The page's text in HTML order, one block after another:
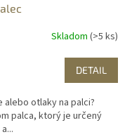
Skladom (>5 ks)
DETAIL
otlaky na palci?
palca, ktorý je určený